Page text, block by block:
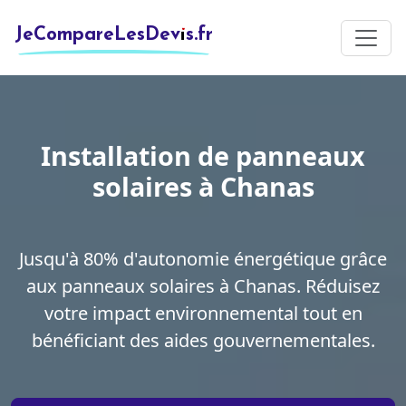
JeCompareLesDevis.fr
Installation de panneaux
solaires à Chanas
Jusqu'à 80% d'autonomie énergétique grâce
aux panneaux solaires à Chanas. Réduisez
votre impact environnemental tout en
bénéficiant des aides gouvernementales.